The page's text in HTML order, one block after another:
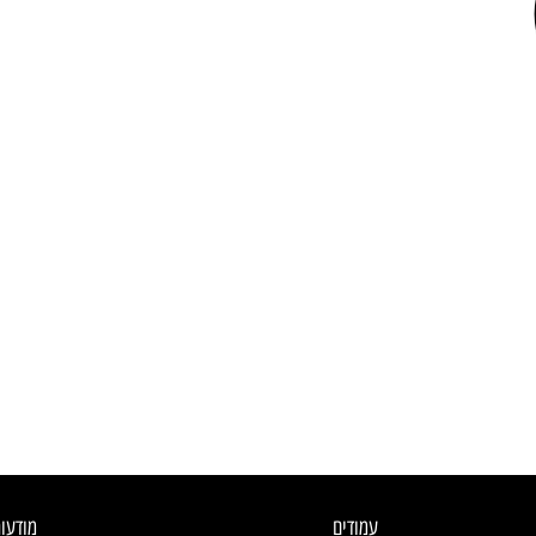
עמודים